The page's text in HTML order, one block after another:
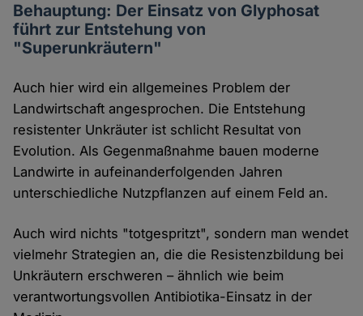
Behauptung: Der Einsatz von Glyphosat
führt zur Entstehung von
"Superunkräutern"
Auch hier wird ein allgemeines Problem der
Landwirtschaft angesprochen. Die Entstehung
resistenter Unkräuter ist schlicht Resultat von
Evolution. Als Gegenmaßnahme bauen moderne
Landwirte in aufeinanderfolgenden Jahren
unterschiedliche Nutzpflanzen auf einem Feld an.
Auch wird nichts "totgespritzt", sondern man wendet
vielmehr Strategien an, die die Resistenzbildung bei
Unkräutern erschweren – ähnlich wie beim
verantwortungsvollen Antibiotika-Einsatz in der